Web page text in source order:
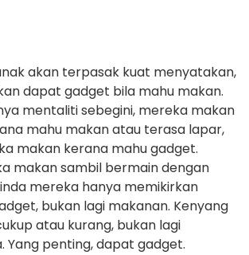
akan terpasak kuat menyatakan,
dapat gadget bila mahu makan.
mentaliti sebegini, mereka makan
mahu makan atau terasa lapar,
makan kerana mahu gadget.
makan sambil bermain dengan
mereka hanya memikirkan
bukan lagi makanan. Kenyang
atau kurang, bukan lagi
Yang penting, dapat gadget.